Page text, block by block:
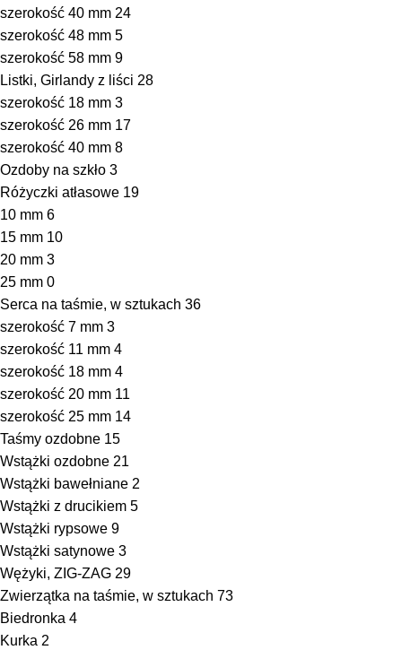
szerokość 40 mm 24
szerokość 48 mm 5
szerokość 58 mm 9
Listki, Girlandy z liści 28
szerokość 18 mm 3
szerokość 26 mm 17
szerokość 40 mm 8
Ozdoby na szkło 3
Różyczki atłasowe 19
10 mm 6
15 mm 10
20 mm 3
25 mm 0
Serca na taśmie, w sztukach 36
szerokość 7 mm 3
szerokość 11 mm 4
szerokość 18 mm 4
szerokość 20 mm 11
szerokość 25 mm 14
Taśmy ozdobne 15
Wstążki ozdobne 21
Wstążki bawełniane 2
Wstążki z drucikiem 5
Wstążki rypsowe 9
Wstążki satynowe 3
Wężyki, ZIG-ZAG 29
Zwierzątka na taśmie, w sztukach 73
Biedronka 4
Kurka 2